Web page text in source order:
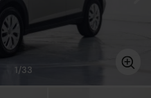
1/33